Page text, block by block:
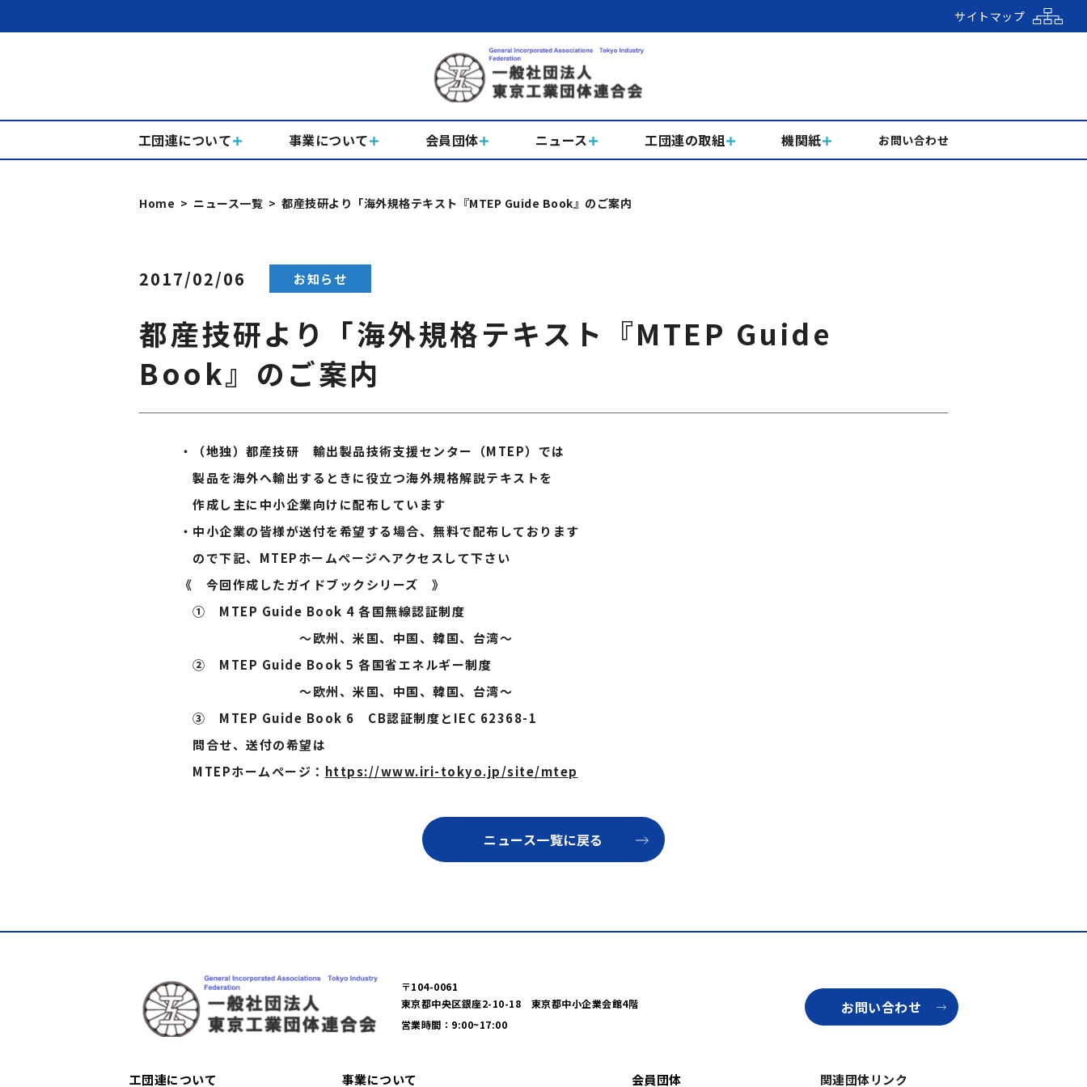
サイトマップ
工団連について 事業について 会員団体 ニュース 工団連の取組 機関紙 お問い合わせ
Home ニュース一覧 都産技研より「海外規格テキスト『MTEP Guide Book』のご案内
2017/02/06 お知らせ
都産技研より「海外規格テキスト『MTEP Guide
Book』のご案内
・（地独）都産技研 輸出製品技術支援センター（MTEP）では
製品を海外へ輸出するときに役立つ海外規格解説テキストを
作成し主に中小企業向けに配布しています
・中小企業の皆様が送付を希望する場合、無料で配布しております
ので下記、MTEPホームぺージへアクセスして下さい
《 今回作成したガイドブックシリーズ 》
① MTEP Guide Book 4 各国無線認証制度
～欧州、米国、中国、韓国、台湾～
② MTEP Guide Book 5 各国省エネルギー制度
～欧州、米国、中国、韓国、台湾～
③ MTEP Guide Book 6 CB認証制度とIEC 62368-1
問合せ、送付の希望は
MTEPホームぺージ： https://www.iri-tokyo.jp/site/mtep
ニュース一覧に戻る
〒104-0061
東京都中央区銀座2-10-18 東京都中小企業会館4階
営業時間：9:00~17:00
お問い合わせ
工団連について 事業について 会員団体 関連団体リンク